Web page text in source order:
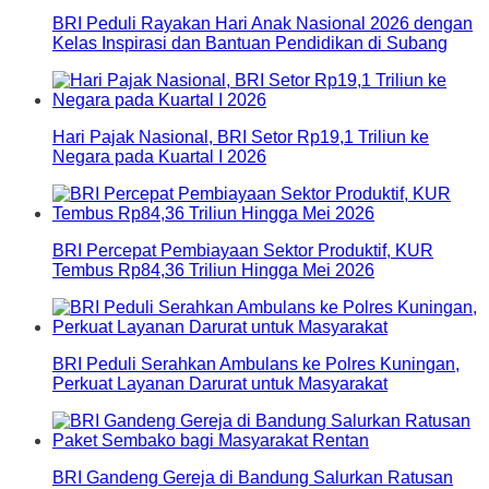
BRI Peduli Rayakan Hari Anak Nasional 2026 dengan
Kelas Inspirasi dan Bantuan Pendidikan di Subang
Hari Pajak Nasional, BRI Setor Rp19,1 Triliun ke
Negara pada Kuartal I 2026
BRI Percepat Pembiayaan Sektor Produktif, KUR
Tembus Rp84,36 Triliun Hingga Mei 2026
BRI Peduli Serahkan Ambulans ke Polres Kuningan,
Perkuat Layanan Darurat untuk Masyarakat
BRI Gandeng Gereja di Bandung Salurkan Ratusan